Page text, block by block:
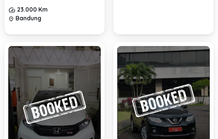
23.000 Km
location_on Bandung